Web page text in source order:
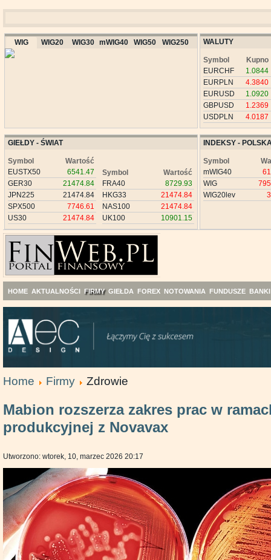
WIG WIG20 WIG30 mWIG40 WIG50 WIG250 WALUTY
Symbol
Kupno
EURCHF
1.0844
EURPLN
4.3840
EURUSD
1.0920
GBPUSD
1.2369
USDPLN
4.0187
GIEŁDY - ŚWIAT
Symbol
Wartość
EUSTX50
6541.47
GER30
21474.84
JPN225
21474.84
SPX500
7746.61
US30
21474.84
Symbol
Wartość
FRA40
8729.93
HKG33
21474.84
NAS100
21474.84
UK100
10901.15
INDEKSY -
Symbol
mWIG40
WIG
WIG20lev
HOME AKTUALNOŚCI FIRMY GIEŁDA FOREX NOTOWANIA FUNDUSZE BANKI
Home Firmy Zdrowie
Mabion rozszerza zakres prac w
produkcyjnej z Novavax
Utworzono: wtorek, 10, marzec 2026 20:17